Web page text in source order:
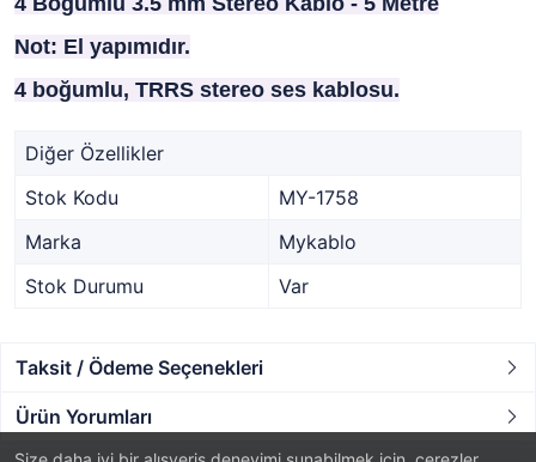
Not: El yapımıdır.
4 boğumlu, TRRS stereo ses kablosu.
Diğer Özellikler
Stok Kodu
MY-1758
Marka
Mykablo
Stok Durumu
Var
Taksit / Ödeme Seçenekleri
Ürün Yorumları